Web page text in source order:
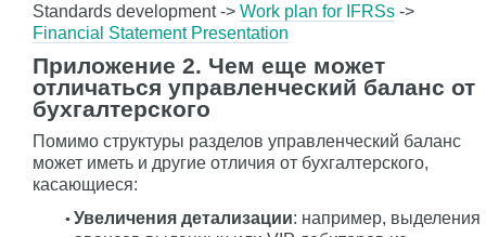
Standards development -> Work plan for IFRSs ->
Financial Statement Presentation
Приложение 2. Чем еще может
отличаться управленческий баланс от
бухгалтерского
Помимо структуры разделов управленческий баланс
может иметь и другие отличия от бухгалтерского,
касающиеся:
Увеличения детализации: например, выделения